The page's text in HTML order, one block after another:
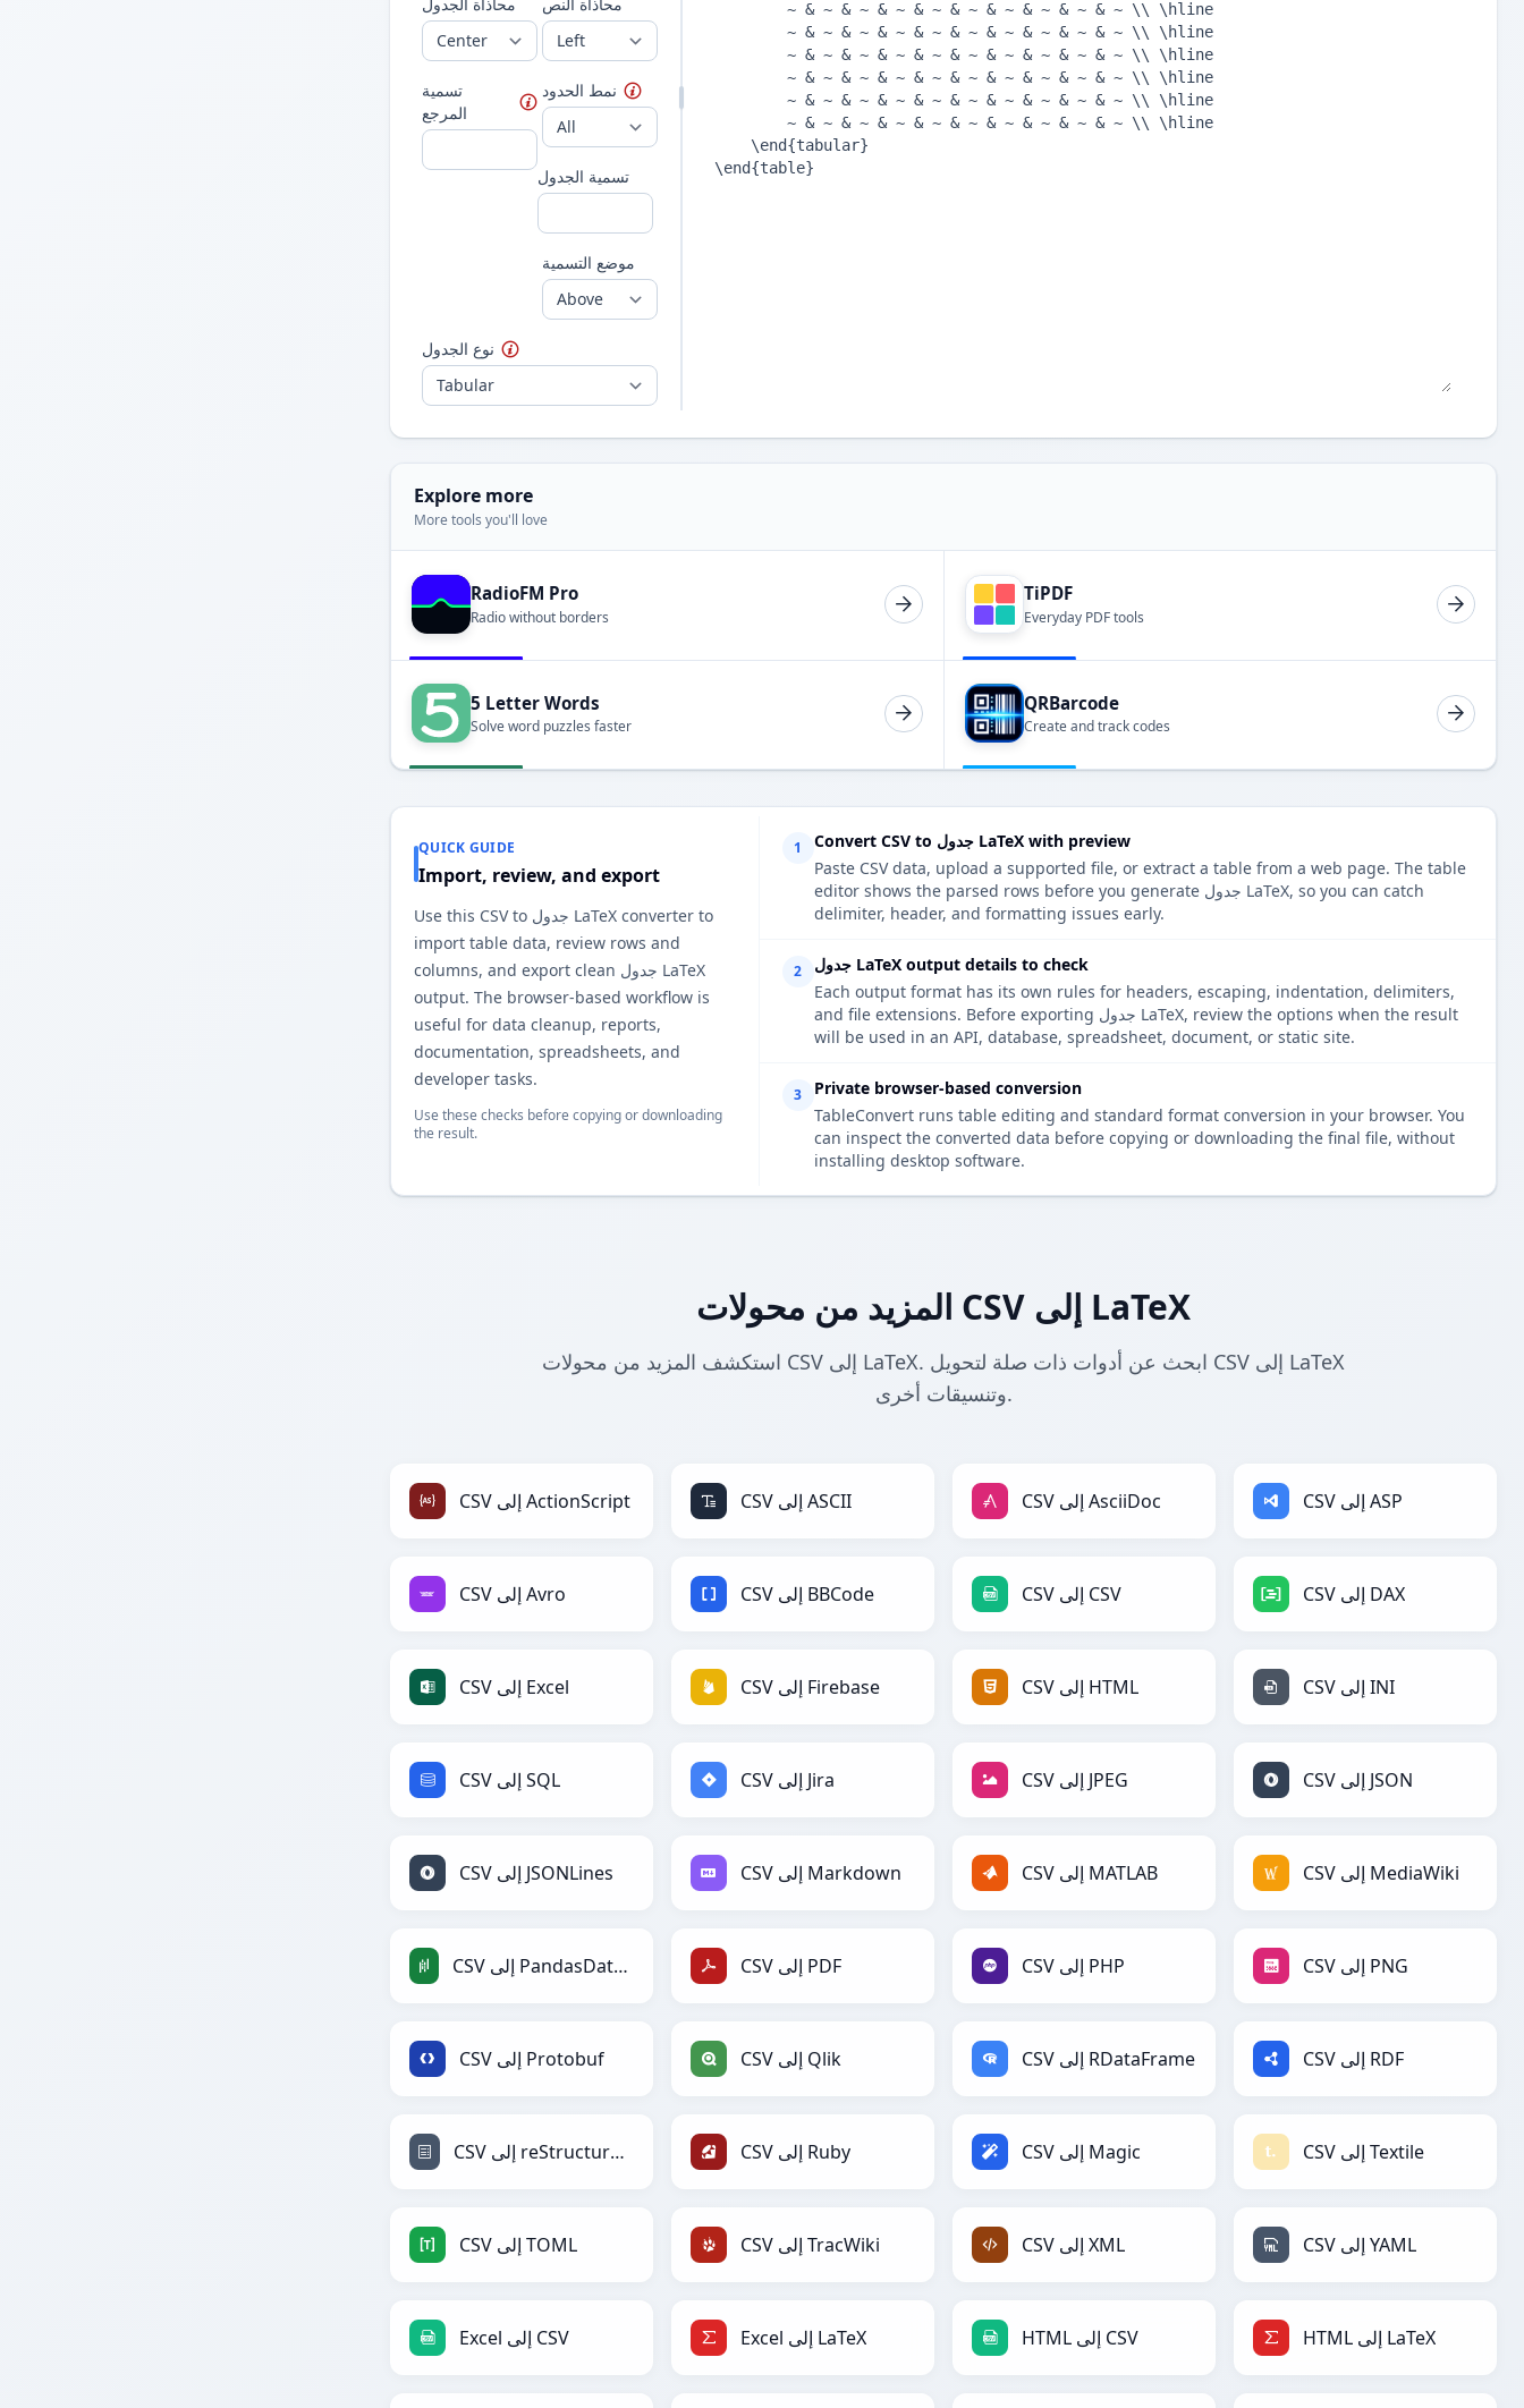
تسمية
المرجع
نمط الحدود
تسمية الجدول
موضع التسمية
نوع الجدول
Explore more
More tools you'll love
RadioFM Pro
Radio without borders
TiPDF
Everyday PDF tools
5 Letter Words
Solve word puzzles faster
QRBarcode
Create and track codes
QUICK GUIDE
Import, review, and export
Use this CSV to جدول LaTeX converter to
import table data, review rows and
columns, and export clean جدول LaTeX
output. The browser-based workflow is
useful for data cleanup, reports,
documentation, spreadsheets, and
developer tasks.
Use these checks before copying or downloading
the result.
1
Convert CSV to جدول LaTeX with preview
Paste CSV data, upload a supported file, or extract a table from a web page. The table
editor shows the parsed rows before you generate جدول LaTeX, so you can catch
delimiter, header, and formatting issues early.
2
جدول LaTeX output details to check
Each output format has its own rules for headers, escaping, indentation, delimiters,
and file extensions. Before exporting جدول LaTeX, review the options when the result
will be used in an API, database, spreadsheet, document, or static site.
3
Private browser-based conversion
TableConvert runs table editing and standard format conversion in your browser. You
can inspect the converted data before copying or downloading the final file, without
installing desktop software.
المزيد من محولات CSV إلى LaTeX
استكشف المزيد من محولات CSV إلى LaTeX. ابحث عن أدوات ذات صلة لتحويل CSV إلى LaTeX
وتنسيقات أخرى.
CSV إلى ActionScript CSV إلى ASCII CSV إلى AsciiDoc CSV إلى ASP
CSV إلى Avro CSV إلى BBCode CSV إلى CSV CSV إلى DAX
CSV إلى Excel CSV إلى Firebase CSV إلى HTML CSV إلى INI
CSV إلى SQL CSV إلى Jira CSV إلى JPEG CSV إلى JSON
CSV إلى JSONLines CSV إلى Markdown CSV إلى MATLAB CSV إلى MediaWiki
CSV إلى PandasDataFrame CSV إلى PDF CSV إلى PHP CSV إلى PNG
CSV إلى Protobuf CSV إلى Qlik CSV إلى RDataFrame CSV إلى RDF
CSV إلى reStructuredText CSV إلى Ruby CSV إلى Magic CSV إلى Textile
CSV إلى TOML CSV إلى TracWiki CSV إلى XML CSV إلى YAML
Excel إلى CSV Excel إلى LaTeX HTML إلى CSV HTML إلى LaTeX